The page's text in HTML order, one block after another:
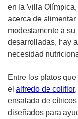
en la Villa
acerca de
modestamente a
desarrolladas, hay
necesidad
Entre los platos
el alfredo de coliflor,
ensalada de
diseñados para